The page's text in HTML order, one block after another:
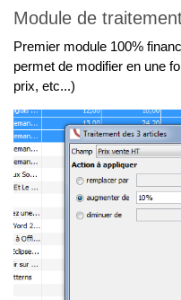
Module de
Premier module 100%
permet de modifier en une
prix, etc...)